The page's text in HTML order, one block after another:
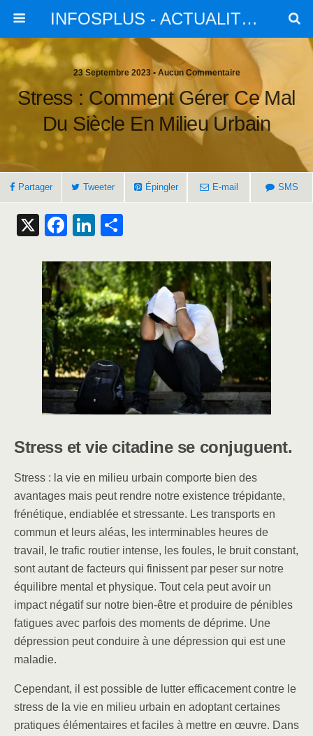
INFOSPLUS - ACTUALITES et INFOS
23 Septembre 2023 • Aucun Commentaire
Stress : Comment Gérer Ce Mal
Du Siècle En Milieu Urbain
Partager Tweeter Épingler E-mail SMS
X
F
c
e
b
o
o
k
Li
k
e
dI
n
ar
e
Stress et vie citadine se conjuguent.
Stress : la vie en milieu urbain comporte bien des
avantages mais peut rendre notre existence trépidante,
frénétique, endiablée et stressante. Les transports en
commun et leurs aléas, les interminables heures de
travail, le trafic routier intense, les foules, le bruit constant,
sont autant de facteurs qui finissent par peser sur notre
équilibre mental et physique. Tout cela peut avoir un
impact négatif sur notre bien-être et produire de pénibles
fatigues avec parfois des moments de déprime. Une
dépression peut conduire à une dépression qui est une
maladie.
Cependant, il est possible de lutter efficacement contre le
stress de la vie en milieu urbain en adoptant certaines
pratiques élémentaires et faciles à mettre en œuvre. Dans